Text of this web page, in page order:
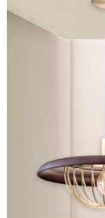
２．關於個人資料處理
https://aftee.tw/terms/
３．未成年的使用者請
「AFTEE先享後付」
４．使用「AFTEE先
時審查核予不同之上限
５．嚴禁一人註冊多個
恩沛科技股份有限公司